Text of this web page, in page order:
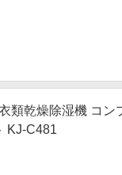
類乾燥除湿機 コ
KJ-C481